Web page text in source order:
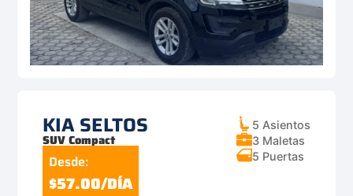
KIA SELTOS
SUV Compact
Desde:
$57.00/DÍA
5 Asientos
3 Maletas
5 Puertas